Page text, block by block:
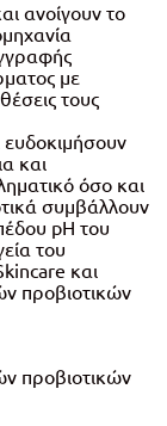
ανοίγουν το
με
τους
ευδοκιμήσουν
και
όσο και
συμβάλλουν
pH του
του
και
προβιοτικών
προβιοτικών